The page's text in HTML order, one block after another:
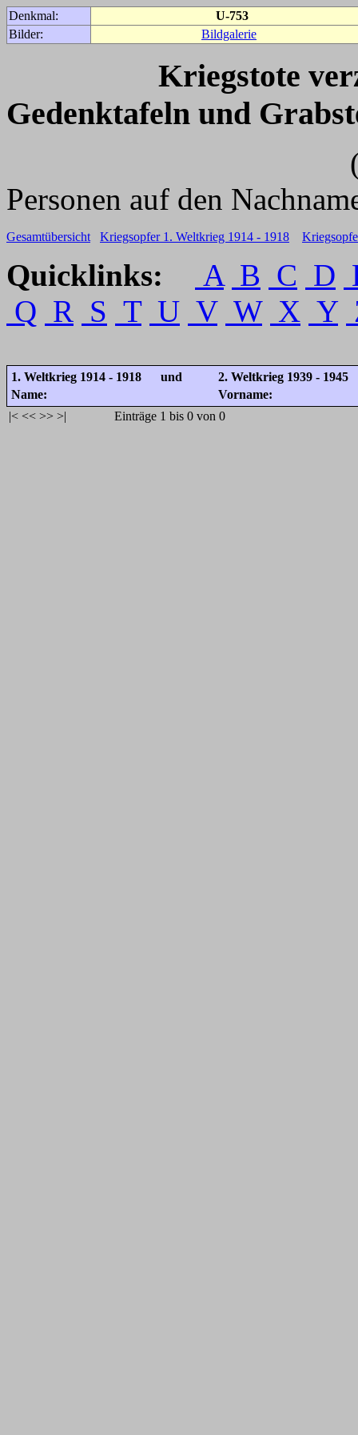
Denkmal:
U-753
Bilder:
Bildgalerie
Kriegstote
Gedenktafeln und
(Für weitere
Personen auf den
Gesamtübersicht Kriegsopfer 1. Weltkrieg 1914 - 1918
Quicklinks: A B C D
Q R S T U V W X Y
1. Weltkrieg 1914 - 1918 und
2. Weltkrieg 1939 - 1945
Name:
Vorname:
|< << >> >| Einträge 1 bis 0 von 0